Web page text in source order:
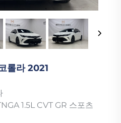
롤라 2021
1.5L CVT GR 스포츠